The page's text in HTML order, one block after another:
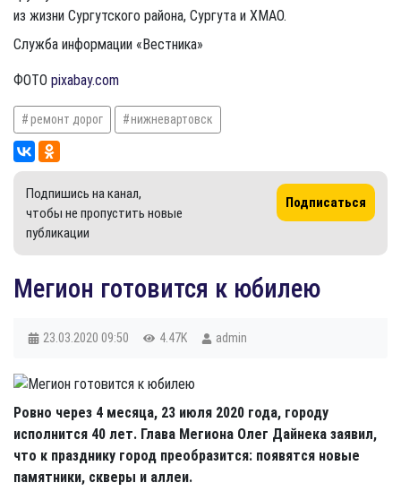
из жизни Сургутского района, Сургута и ХМАО.
Служба информации «Вестника»
ФОТО pixabay.com
ремонт дорог нижневартовск
Подпишись на канал,
чтобы не пропустить новые
публикации
Подписаться
Мегион готовится к юбилею
23.03.2020 09:50 4.47K admin
Ровно через 4 месяца, 23 июля 2020 года, городу
исполнится 40 лет. Глава Мегиона Олег Дайнека заявил,
что к празднику город преобразится: появятся новые
памятники, скверы и аллеи.